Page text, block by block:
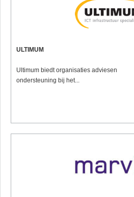
ULTIMUM
Ultimum biedt organisaties adviesen
ondersteuning bij het...